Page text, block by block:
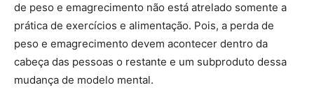
de peso e emagrecimento não está atrelado somente a
prática de exercícios e alimentação. Pois, a perda de
peso e emagrecimento devem acontecer dentro da
cabeça das pessoas o restante e um subproduto dessa
mudança de modelo mental.